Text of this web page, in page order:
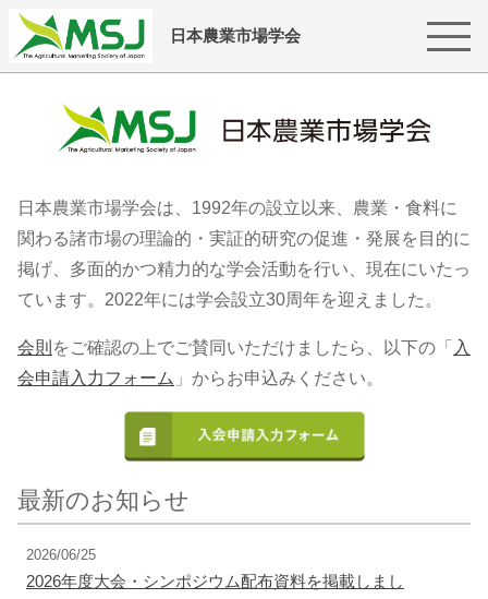
日本農業市場学会
日本農業市場学会は、1992年の設立以来、農業・食料に
関わる諸市場の理論的・実証的研究の促進・発展を目的に
掲げ、多面的かつ精力的な学会活動を行い、現在にいたっ
ています。2022年には学会設立30周年を迎えました。
会則 をご確認の上でご賛同いただけましたら、以下の「 入
会申請入力フォーム 」からお申込みください。
最新のお知らせ
2026/06/25
2026年度大会・シンポジウム配布資料を掲載しまし